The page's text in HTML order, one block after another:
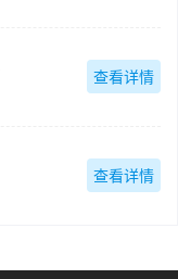
查看详情
查看详情